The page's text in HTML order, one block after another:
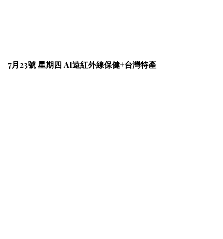
7月23號 星期四 AI遠紅外線保健+台灣特產